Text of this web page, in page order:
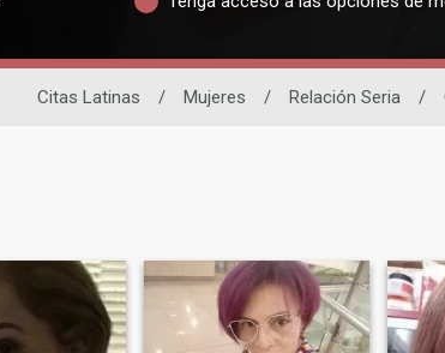
Citas Latinas / Mujeres / Relación Seria /